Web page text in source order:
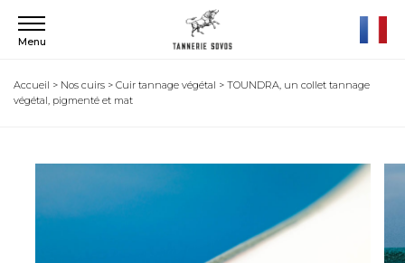
Menu
Accueil > Nos cuirs > Cuir tannage végétal > TOUNDRA, un collet tannage
végétal, pigmenté et mat